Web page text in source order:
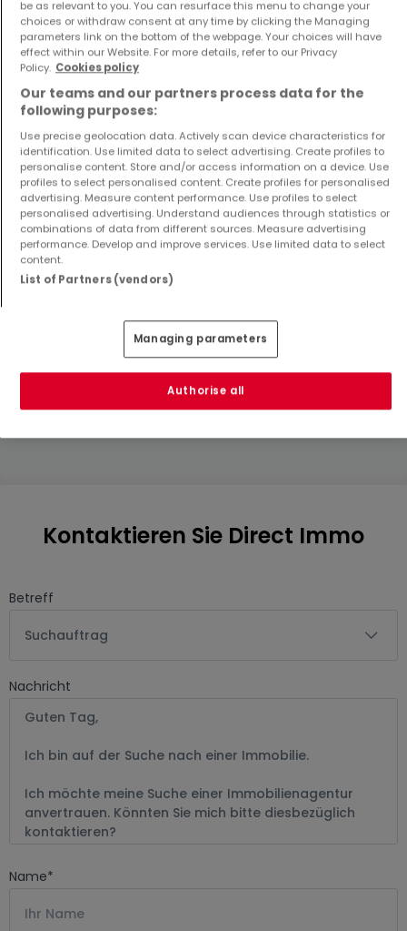
Das Team vor Ort besteht aus mehr als 6 Personen, die
Ihnen täglich zu Diensten sind!
3 Agenturen im ganzen Land
34 A.v les bains /Mondorf-les-bains
68 rue des champs / Helmsange
Verkauf, Mieten,Verwaltung ,Bauunternehmen, Kostenlose
Bewertung, Finanzplanung
Sprachen
Französisch,Englisch,Deutsch,Lëtzebuergesch, Português
Italiano,Arabian
Andere Links
Website
Auszeichnungen
Seit mehr als 5
Jahren Partner von
Kontaktieren Sie Direct Immo
Betreff
Suchauftrag
Nachricht
Name*
be as relevant to you. You can resurface this menu to change your
choices or withdraw consent at any time by clicking the Managing
parameters link on the bottom of the webpage. Your choices will have
effect within our Website. For more details, refer to our Privacy
Policy. Cookies policy
Our teams and our partners process data for the
following purposes:
Use precise geolocation data. Actively scan device characteristics for
identification. Use limited data to select advertising. Create profiles to
personalise content. Store and/or access information on a device. Use
profiles to select personalised content. Create profiles for personalised
advertising. Measure content performance. Use profiles to select
personalised advertising. Understand audiences through statistics or
combinations of data from different sources. Measure advertising
performance. Develop and improve services. Use limited data to select
content.
List of Partners (vendors)
Managing parameters
Authorise all